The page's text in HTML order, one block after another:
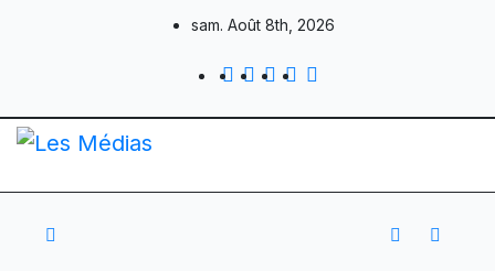
sam. Août 8th, 2026